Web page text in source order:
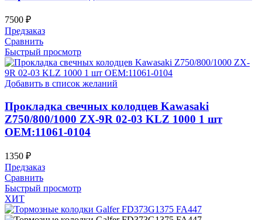
7500 ₽
Предзаказ
Сравнить
Быстрый просмотр
Добавить в список желаний
Прокладка свечных колодцев Kawasaki
Z750/800/1000 ZX-9R 02-03 KLZ 1000 1 шт
OEM:11061-0104
1350 ₽
Предзаказ
Сравнить
Быстрый просмотр
ХИТ